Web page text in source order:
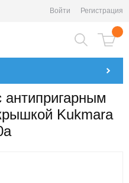
Войти Регистрация
антипригарным
Kukmara